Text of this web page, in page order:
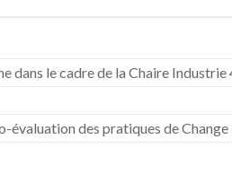
dans le cadre de la Chaire
évaluation des pratiques de